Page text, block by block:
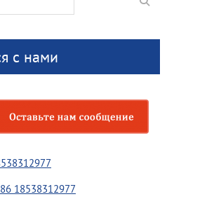
с нами
18538312977